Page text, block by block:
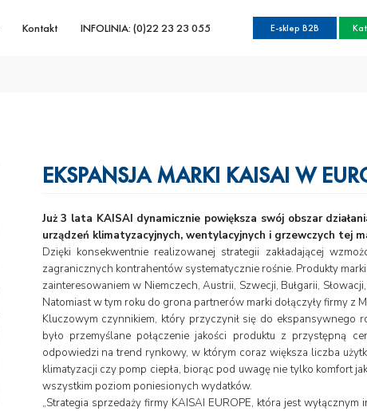
Kontakt INFOLINIA: (0)22 23 23 055 E-sklep B2B
EKSPANSJA MARKI KAISAI W
Już 3 lata KAISAI dynamicznie powiększa swój obszar
urządzeń klimatyzacyjnych, wentylacyjnych i grzewczych tej
Dzięki konsekwentnie realizowanej strategii zakładającej
zagranicznych kontrahentów systematycznie rośnie. Produkty
zainteresowaniem w Niemczech, Austrii, Szwecji, Bułgarii,
Natomiast w tym roku do grona partnerów marki dołączyły firmy z
Kluczowym czynnikiem, który przyczynił się do ekspansywnego
było przemyślane połączenie jakości produktu z przystępną
odpowiedzi na trend rynkowy, w którym coraz większa liczba
klimatyzacji czy pomp ciepła, biorąc pod uwagę nie tylko komfort
wszystkim poziom poniesionych wydatków.
„Strategia sprzedaży firmy KAISAI EUROPE, która jest